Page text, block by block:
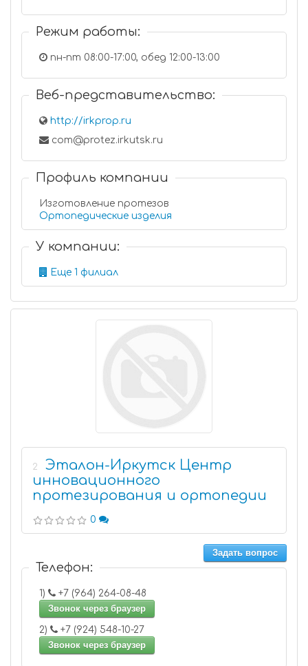
Режим работы:
пн-пт 08:00-17:00, обед 12:00-13:00
Веб-представительство:
http://irkprop.ru
com@protez.irkutsk.ru
Профиль компании
Изготовление протезов
Ортопедические изделия
У компании:
Еще 1 филиал
2
Эталон-Иркутск Центр
инновационного
протезирования и ортопедии
0
Задать вопрос
Телефон:
1)
+7 (964) 264-08-48
Звонок через браузер
2)
+7 (924) 548-10-27
Звонок через браузер